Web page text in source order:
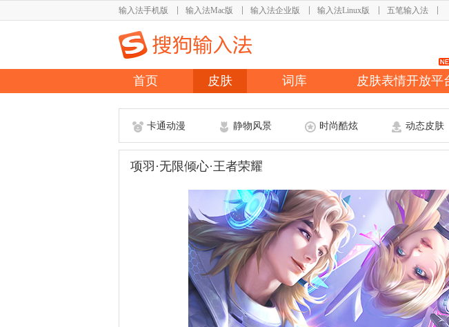
输入法手机版 输入法Mac版 输入法企业版 输入法Linux版 五笔输入法
首页 皮肤 词库 皮肤表情开放平
卡通动漫 静物风景 时尚酷炫 动态皮肤
项羽·无限倾心·王者荣耀